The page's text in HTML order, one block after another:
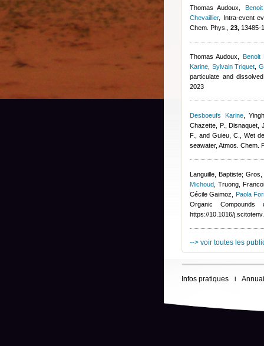
Thomas Audoux
Chevaillier, Intra-event
Chem. Phys., 23, 13485-
Thomas Audoux
Benoit
Karine Sylvain Triquet ,
particulate and
2023
Desboeufs Karine,
Chazette, P., Disnaquet,
F., and Guieu, C.
, Wet
seawater, Atmos. Chem.
Languille, Baptiste;
Michoud ,Truong,
Cécile Gaimoz
Paola
Organic
https://10.1016/
--> voir toutes les
Infos pratiques